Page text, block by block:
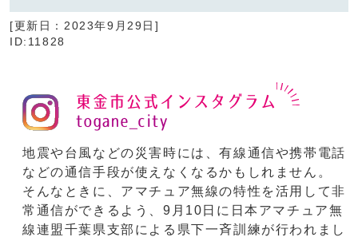
[更新日： 2023年9月29日 ]
ID:11828
地震や台風などの災害時には、有線通信や携帯電話
などの通信手段が使えなくなるかもしれません。
そんなときに、アマチュア無線の特性を活用して非
常通信ができるよう、9月10日に日本アマチュア無
線連盟千葉県支部による県下一斉訓練が行われまし